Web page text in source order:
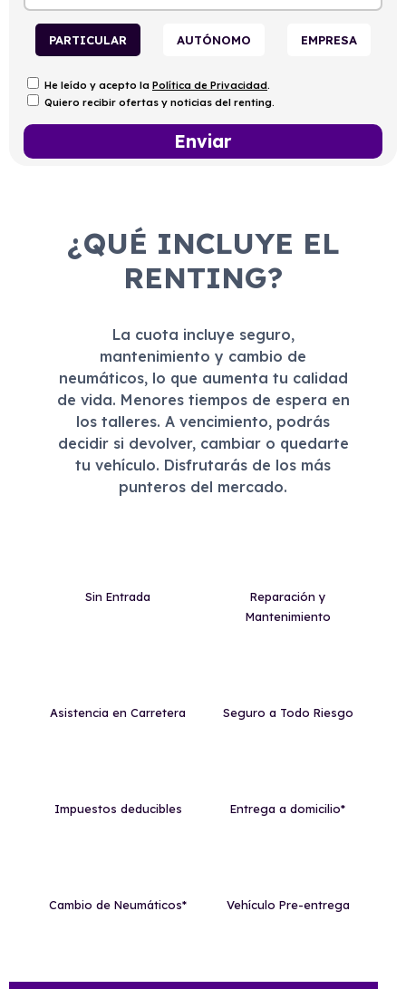
PARTICULAR AUTÓNOMO EMPRESA
He leído y acepto la Política de Privacidad.
Quiero recibir ofertas y noticias del renting.
¿QUÉ INCLUYE EL
RENTING?
La cuota incluye seguro,
mantenimiento y cambio de
neumáticos, lo que aumenta tu calidad
de vida. Menores tiempos de espera en
los talleres. A vencimiento, podrás
decidir si devolver, cambiar o quedarte
tu vehículo. Disfrutarás de los más
punteros del mercado.
Sin Entrada
Reparación y
Mantenimiento
Asistencia en Carretera Seguro a Todo Riesgo
Impuestos deducibles Entrega a domicilio*
Cambio de Neumáticos* Vehículo Pre-entrega